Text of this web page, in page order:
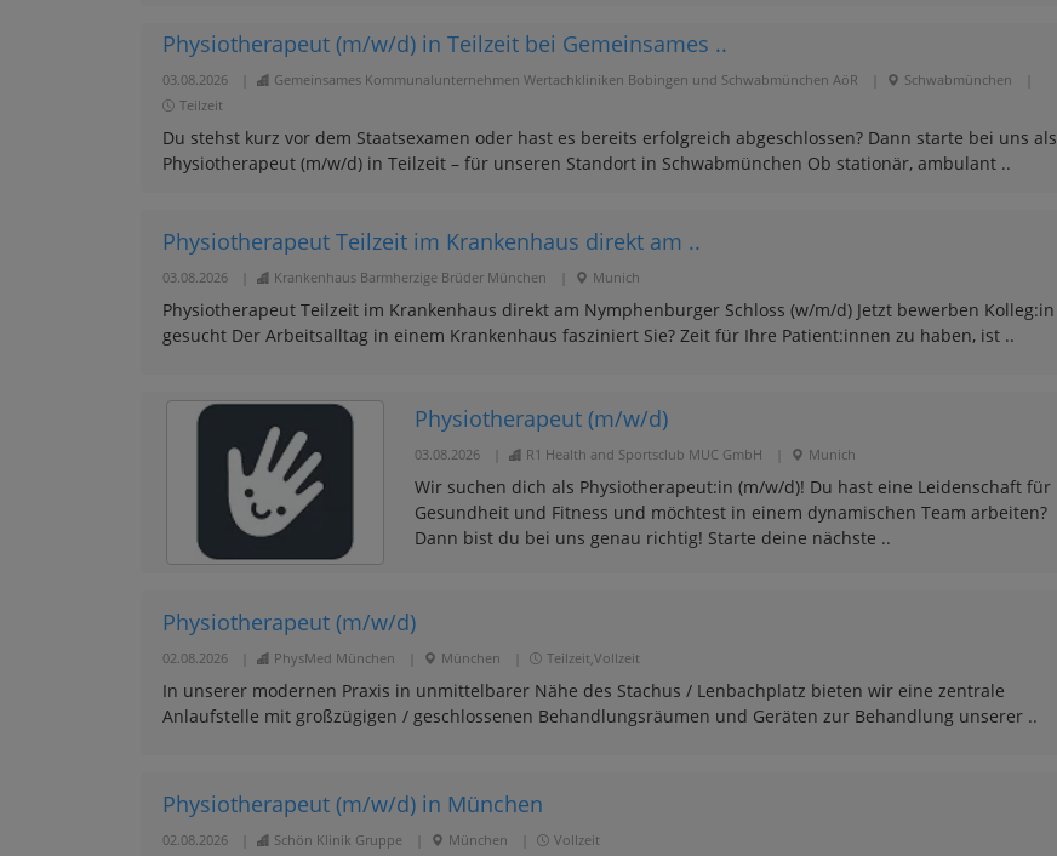
Physiotherapeut (m/w/d) in Teilzeit bei Gemeinsames ..
03.08.2026 Gemeinsames Kommunalunternehmen Wertachkliniken Bobingen und Schwabmünchen AöR Schwabmünchen
Teilzeit
Du stehst kurz vor dem Staatsexamen oder hast es bereits erfolgreich abgeschlossen? Dann starte bei uns als
Physiotherapeut (m/w/d) in Teilzeit – für unseren Standort in Schwabmünchen Ob stationär, ambulant ..
Physiotherapeut Teilzeit im Krankenhaus direkt am ..
03.08.2026 Krankenhaus Barmherzige Brüder München Munich
Physiotherapeut Teilzeit im Krankenhaus direkt am Nymphenburger Schloss (w/m/d) Jetzt bewerben Kolleg:in
gesucht Der Arbeitsalltag in einem Krankenhaus fasziniert Sie? Zeit für Ihre Patient:innen zu haben, ist ..
Physiotherapeut (m/w/d)
03.08.2026 R1 Health and Sportsclub MUC GmbH Munich
Wir suchen dich als Physiotherapeut:in (m/w/d)! Du hast eine Leidenschaft für
Gesundheit und Fitness und möchtest in einem dynamischen Team arbeiten?
Dann bist du bei uns genau richtig! Starte deine nächste ..
Physiotherapeut (m/w/d)
02.08.2026 PhysMed München München Teilzeit,Vollzeit
In unserer modernen Praxis in unmittelbarer Nähe des Stachus / Lenbachplatz bieten wir eine zentrale
Anlaufstelle mit großzügigen / geschlossenen Behandlungsräumen und Geräten zur Behandlung unserer ..
Physiotherapeut (m/w/d) in München
02.08.2026 Schön Klinik Gruppe München Vollzeit